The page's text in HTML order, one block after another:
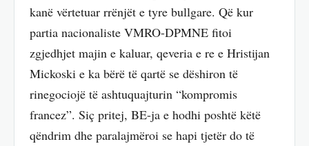
kanë vërtetuar rrënjët e tyre bullgare. Që kur
partia nacionaliste VMRO-DPMNE fitoi
zgjedhjet majin e kaluar, qeveria e re e Hristijan
Mickoski e ka bërë të qartë se dëshiron të
rinegociojë të ashtuquajturin “kompromis
francez”. Siç pritej, BE-ja e hodhi poshtë këtë
qëndrim dhe paralajmëroi se hapi tjetër do të